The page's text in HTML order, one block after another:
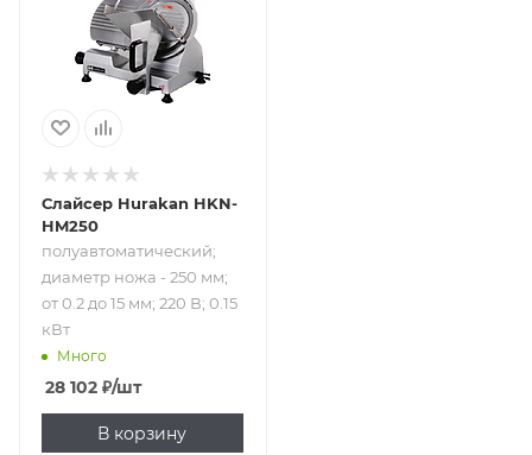
250 мм; от 0.2 до
15 мм; 220 В; 0.15
Слайсер Hurakan HKN-
HM250
полуавтоматический;
диаметр ножа - 250 мм;
от 0.2 до 15 мм; 220 В; 0.15
кВт
Много
28 102 ₽/шт
В корзину